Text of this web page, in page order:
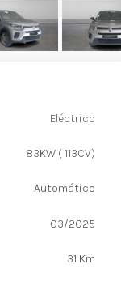
Eléctrico
83KW ( 113CV)
Automático
03/2025
31 Km